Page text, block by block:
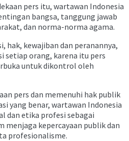
pers itu, wartawan Indonesia
bangsa, tanggung jawab
dan norma-norma agama.
hak, kewajiban dan peranannya,
setiap orang, karena itu pers
untuk dikontrol oleh
pers dan memenuhi hak publik
yang benar, wartawan Indonesia
dan etika profesi sebagai
menjaga kepercayaan publik dan
profesionalisme.